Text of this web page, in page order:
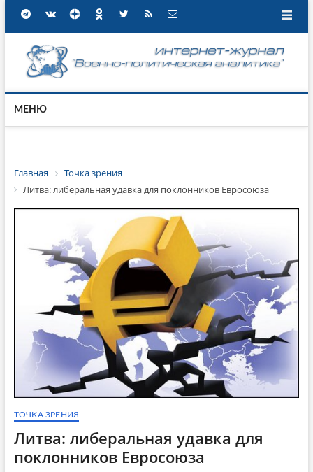
МЕНЮ
Главная
Точка зрения
Литва: либеральная удавка для поклонников Евросоюза
ТОЧКА ЗРЕНИЯ
Литва: либеральная удавка для
поклонников Евросоюза